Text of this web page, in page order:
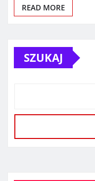
READ MORE
SZUKAJ